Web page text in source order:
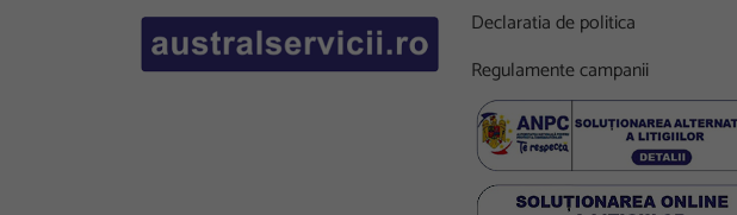
Declaratia de politica
Regulamente campanii